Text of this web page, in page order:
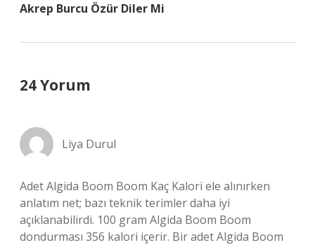
Akrep Burcu Özür Diler Mi
24 Yorum
Liya Durul
Adet Algida Boom Boom Kaç Kalori ele alınırken
anlatım net; bazı teknik terimler daha iyi
açıklanabilirdi. 100 gram Algida Boom Boom
dondurması 356 kalori içerir. Bir adet Algida Boom